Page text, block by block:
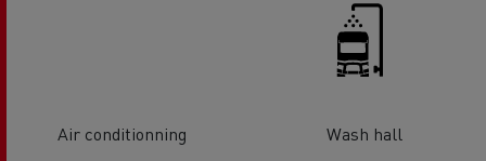
Air conditionning Wash hall